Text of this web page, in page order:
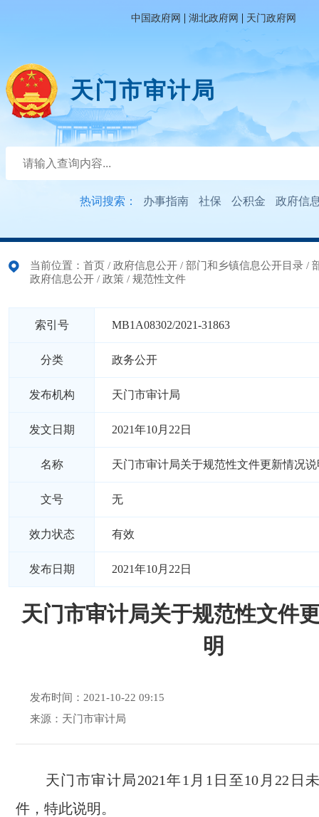
中国政府网 | 湖北政府网 | 天门政府网
天门市审计局
热词搜索： 办事指南 社保 公积金 政府信
当前位置： 首页 / 政府信息公开 / 部门和乡镇信息公开目录 /
政府信息公开 / 政策 / 规范性文件
索引号 MB1A08302/2021-31863
分类 政务公开
发布机构 ​天门市审计局
发文日期 2021年10月22日
名称 天门市审计局关于规范性文件更新情况说
文号 无
效力状态 有效
发布日期 2021年10月22日
天门市审计局关于规范性文件
明
发布时间：2021-10-22 09:15
来源：​天门市审计局
天门市审计局2021年1月1日至10月22日
件， 特此说明。